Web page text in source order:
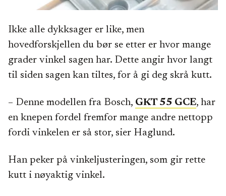
Ikke alle dykksager er like, men
hovedforskjellen du bør se etter er hvor mange
grader vinkel sagen har. Dette angir hvor langt
til siden sagen kan tiltes, for å gi deg skrå kutt.
– Denne modellen fra Bosch, GKT 55 GCE, har
en knepen fordel fremfor mange andre nettopp
fordi vinkelen er så stor, sier Haglund.
Han peker på vinkeljusteringen, som gir rette
kutt i nøyaktig vinkel.